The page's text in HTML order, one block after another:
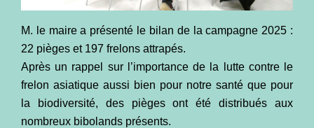
M. le maire a présenté le bilan de la campagne 2025 :
22 pièges et 197 frelons attrapés.
Après un rappel sur l’importance de la lutte contre le
frelon asiatique aussi bien pour notre santé que pour
la biodiversité, des pièges ont été distribués aux
nombreux bibolands présents.